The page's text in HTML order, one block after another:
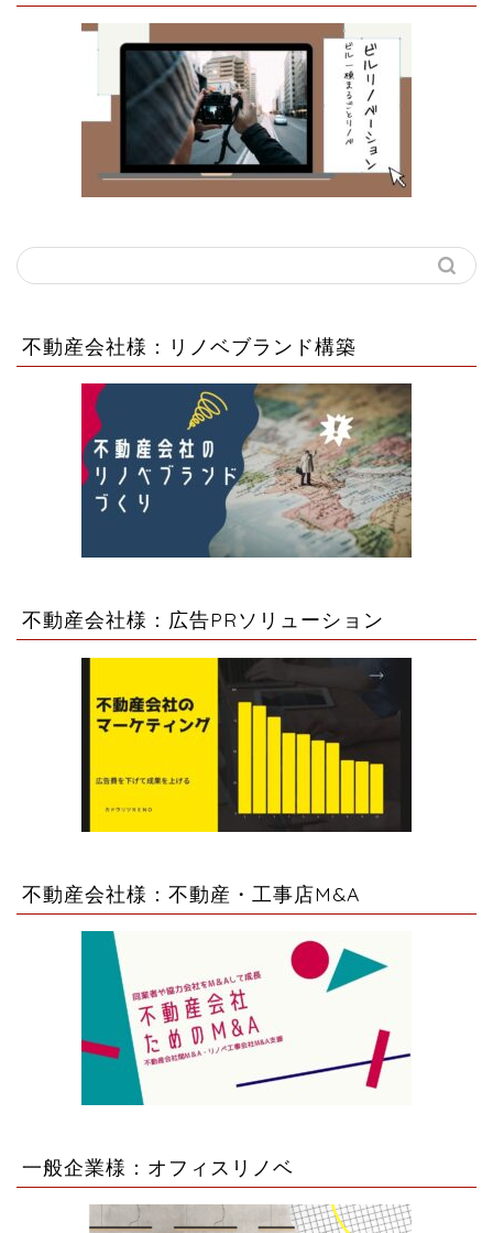
不動産会社様：リノベブランド構築
不動産会社様：広告PRソリューション
不動産会社様：不動産・工事店M&A
一般企業様：オフィスリノベ